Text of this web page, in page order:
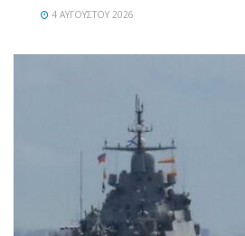
4 ΑΥΓΟΎΣΤΟΥ 2026